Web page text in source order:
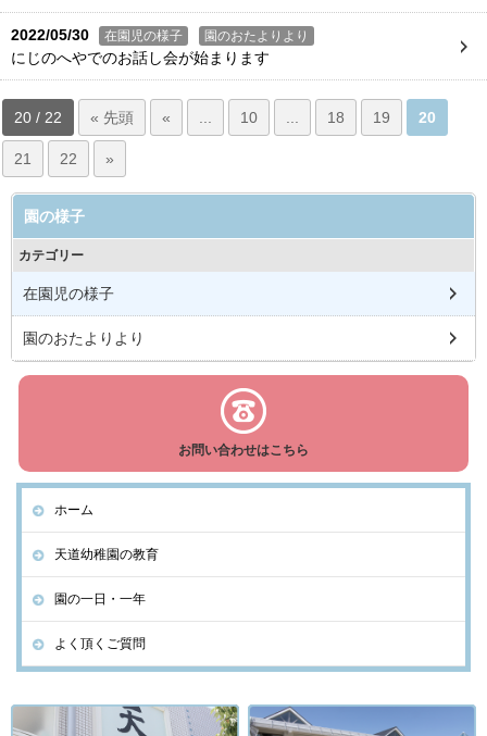
2022/05/30 在園児の様子 園のおたよりより
にじのへやでのお話し会が始まります
20 / 22 « 先頭 « 10 18 19 20
21 22 »
園の様子
カテゴリー
在園児の様子
園のおたよりより
お問い合わせはこちら
ホーム
天道幼稚園の教育
園の一日・一年
よく頂くご質問